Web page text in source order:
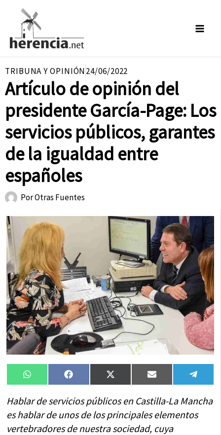
contenido
TRIBUNA Y OPINIÓN24/06/2022
Artículo de opinión del
presidente García-Page: Los
servicios públicos, garantes
de la igualdad entre
españoles
PorOtras Fuentes
Compartir
en
WhatsAppCompartir
en
FacebookCompartir
en
X
(Twitter)
Compartir
en
Email
en
Hablar de servicios públicos en Castilla-La Mancha
es hablar de unos de los principales elementos
vertebradores de nuestra sociedad, cuya